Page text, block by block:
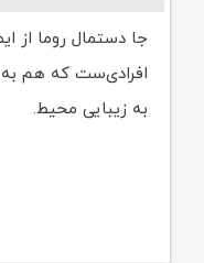
جا دستمال روما از
افرادی‌ست که هم
به زیبایی محیط.